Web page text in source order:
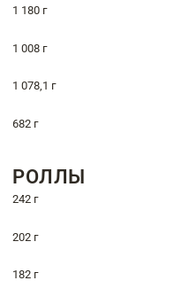
1 180 г
1 008 г
1 078,1 г
682 г
РОЛЛЫ
242 г
202 г
182 г